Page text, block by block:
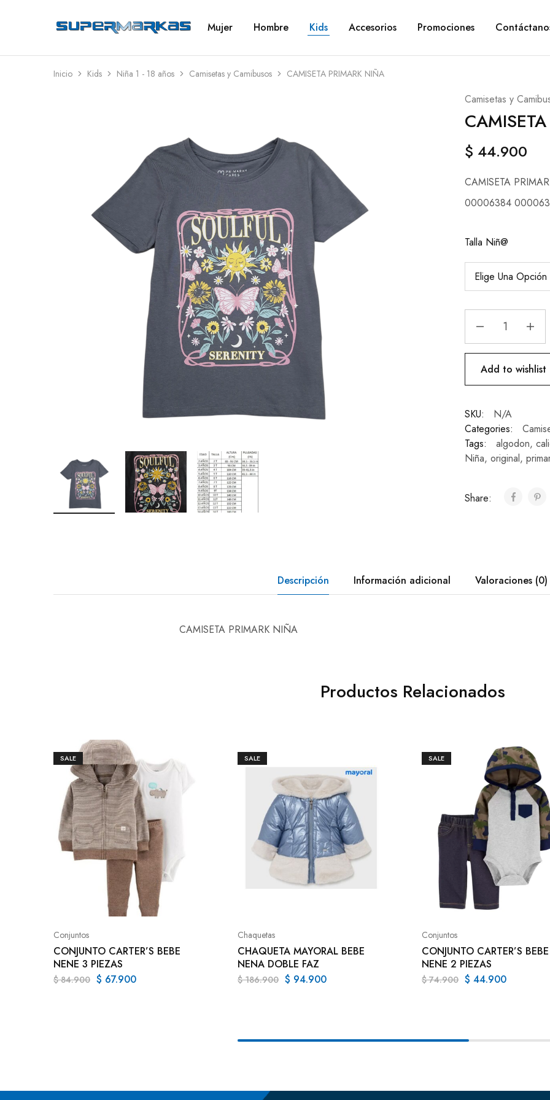
SuperMarkas
Ropa
Envío
gratis*
Mujer Hombre Kids Accesorios Promociones
Inicio Kids Niña 1 - 18 años Camisetas y Camibusos CAMISETA PRIMARK NIÑA
Camisetas y
$ 44.900
CAMISETA
00006384
Talla Niñ@
Add to wishlist
SKU:
N/A
Categories:
Tags:
algodon,
Niña, original,
Share:
Descripción Información adicional Valoraciones (0)
CAMISETA PRIMARK NIÑA
Productos Relacionados
SALE
Conjuntos
CONJUNTO CARTER’S BEBE
NENE 3 PIEZAS
$84.900 $ 67.900
SALE
Chaquetas
CHAQUETA MAYORAL BEBE
NENA DOBLE FAZ
$186.900 $ 94.900
SALE
Conjuntos
CONJUNTO CARTER’S BEBE
NENE 2 PIEZAS
$74.900 $ 44.900